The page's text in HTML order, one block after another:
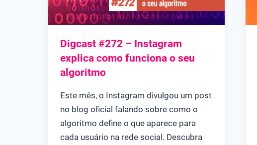
Digcast #272 – Instagram
explica como funciona o seu
algoritmo
Este mês, o Instagram divulgou um post
no blog oficial falando sobre como o
algoritmo define o que aparece para
cada usuário na rede social. Descubra